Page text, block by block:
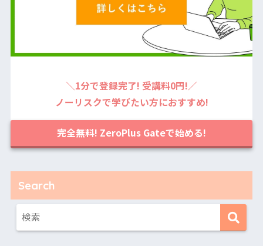
＼1分で登録完了! 受講料0円!／
ノーリスクで学びたい方におすすめ!
完全無料! ZeroPlus Gateで始める!
Search